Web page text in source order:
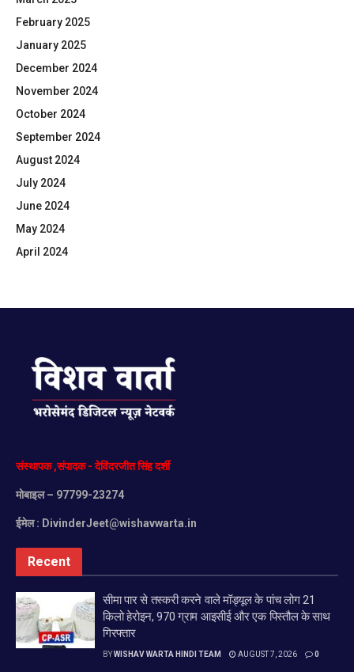
February 2025
January 2025
December 2024
November 2024
October 2024
September 2024
August 2024
July 2024
June 2024
May 2024
April 2024
संस्थापक,संपादक-देविंदरजीतसिंहदर्शी
मोबाइल– 97799-23274
ईमेल : DivinderJeet@wishavwarta.in
Recent
सीमा पार से तस्करी करने वाले मॉड्यूल के पांच लोग 21
किलो हेरोइन, 970 ग्राम आइसीई और एक पिस्तौल के साथ
गिरफ्तार
BYWISHAV WARTA HINDI TEAM AUGUST 7, 2026 0